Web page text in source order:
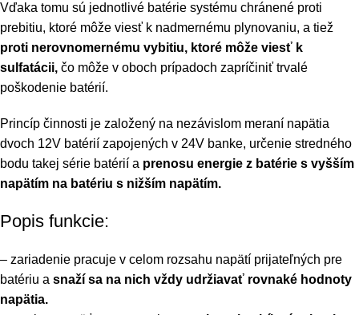
Vďaka tomu sú jednotlivé batérie systému chránené proti
prebitiu, ktoré môže viesť k nadmernému plynovaniu, a tiež
proti nerovnomernému vybitiu, ktoré môže viesť k
sulfatácii, čo môže v oboch prípadoch zapríčiniť trvalé
poškodenie batérií.
Princíp činnosti je založený na nezávislom meraní napätia
dvoch 12V batérií zapojených v 24V banke, určenie stredného
bodu takej série batérií a prenosu energie z batérie s vyšším
napätím na batériu s nižším napätím.
Popis funkcie:
– zariadenie pracuje v celom rozsahu napätí prijateľných pre
batériu a snaží sa na nich vždy udržiavať rovnaké hodnoty
napätia.